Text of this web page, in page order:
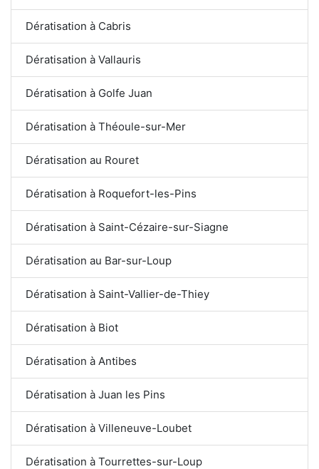
Dératisation à Cabris
Dératisation à Vallauris
Dératisation à Golfe Juan
Dératisation à Théoule-sur-Mer
Dératisation au Rouret
Dératisation à Roquefort-les-Pins
Dératisation à Saint-Cézaire-sur-Siagne
Dératisation au Bar-sur-Loup
Dératisation à Saint-Vallier-de-Thiey
Dératisation à Biot
Dératisation à Antibes
Dératisation à Juan les Pins
Dératisation à Villeneuve-Loubet
Dératisation à Tourrettes-sur-Loup